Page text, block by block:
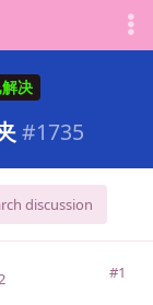
决
#1735
discussion
#1